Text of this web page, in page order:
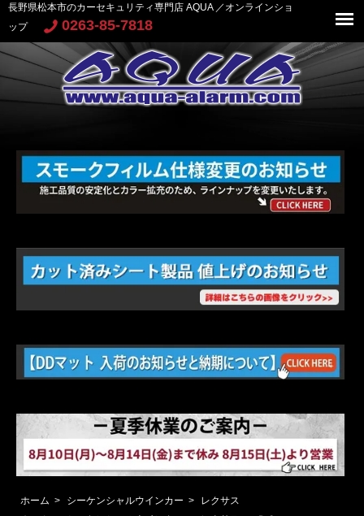
長野県松本市のカーセキュリティ専門店 AQUA ／オンラインショ
ップ
0263-85-7818
ホーム > シーケンシャルウインカー >
レクサス